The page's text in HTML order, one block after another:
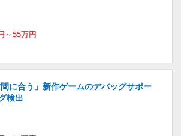
～55万円
に合う」新作ゲームのデバッグサポー
検出